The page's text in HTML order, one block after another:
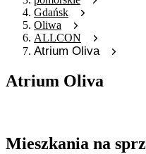
Gdańsk
Oliwa
ALLCON
Atrium Oliva
Atrium Oliva
Mieszkania na